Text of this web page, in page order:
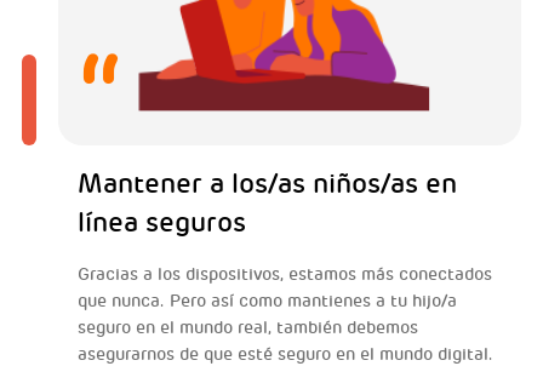
Mantener a los/as niños/as en
línea seguros
Gracias a los dispositivos, estamos más conectados
que nunca. Pero así como mantienes a tu hijo/a
seguro en el mundo real, también debemos
asegurarnos de que esté seguro en el mundo digital.